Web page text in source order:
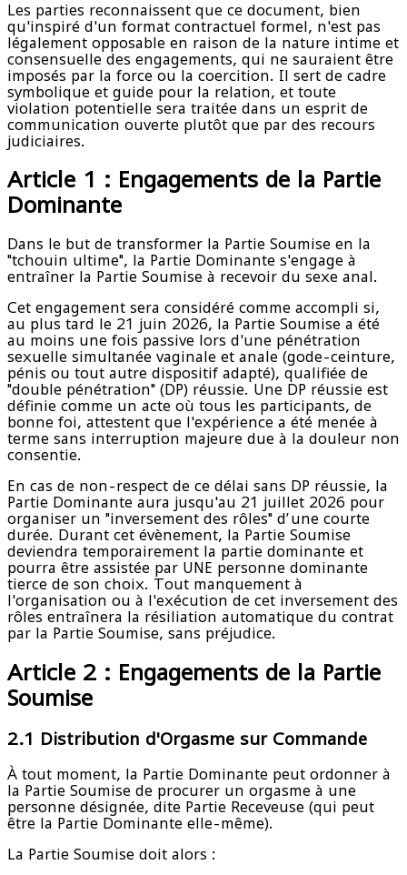
Les parties reconnaissent que ce document, bien
qu'inspiré d'un format contractuel formel, n'est pas
légalement opposable en raison de la nature intime et
consensuelle des engagements, qui ne sauraient être
imposés par la force ou la coercition. Il sert de cadre
symbolique et guide pour la relation, et toute
violation potentielle sera traitée dans un esprit de
communication ouverte plutôt que par des recours
judiciaires.
Article 1 : Engagements de la Partie
Dominante
Dans le but de transformer la Partie Soumise en la
"tchouin ultime", la Partie Dominante s'engage à
entraîner la Partie Soumise à recevoir du sexe anal.
Cet engagement sera considéré comme accompli si,
au plus tard le 21 juin 2026, la Partie Soumise a été
au moins une fois passive lors d'une pénétration
sexuelle simultanée vaginale et anale (gode-ceinture,
pénis ou tout autre dispositif adapté), qualifiée de
"double pénétration" (DP) réussie. Une DP réussie est
définie comme un acte où tous les participants, de
bonne foi, attestent que l'expérience a été menée à
terme sans interruption majeure due à la douleur non
consentie.
En cas de non-respect de ce délai sans DP réussie, la
Partie Dominante aura jusqu'au 21 juillet 2026 pour
organiser un "inversement des rôles" d’une courte
durée. Durant cet évènement, la Partie Soumise
deviendra temporairement la partie dominante et
pourra être assistée par UNE personne dominante
tierce de son choix. Tout manquement à
l'organisation ou à l'exécution de cet inversement des
rôles entraînera la résiliation automatique du contrat
par la Partie Soumise, sans préjudice.
Article 2 : Engagements de la Partie
Soumise
2.1 Distribution d'Orgasme sur Commande
À tout moment, la Partie Dominante peut ordonner à
la Partie Soumise de procurer un orgasme à une
personne désignée, dite Partie Receveuse (qui peut
être la Partie Dominante elle-même).
La Partie Soumise doit alors :